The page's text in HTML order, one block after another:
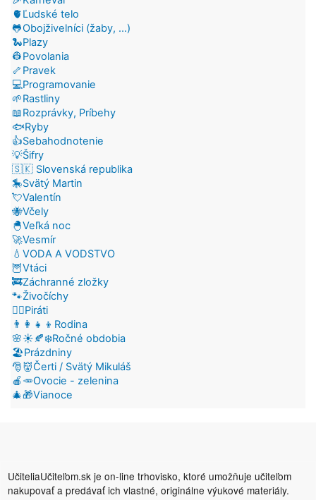
🫀Ľudské telo
🐸Obojživelníci (žaby, ...)
🐍Plazy
👷Povolania
🦴Pravek
💻Programovanie
🌱Rastliny
📖Rozprávky, Príbehy
🐟Ryby
👍Sebahodnotenie
💡Šifry
🇸🇰 Slovenská republika
🎠Svätý Martin
💘Valentín
🐝Včely
🐣Veľká noc
🚀Vesmír
💧VODA A VODSTVO
🦉Vtáci
🚒Záchranné zložky
🐾Živočíchy
🏴‍☠️Piráti
👨‍👩‍👧‍👦Rodina
🌸☀️🍂❄️Ročné obdobia
🏖️Prázdniny
🎅👹Čerti / Svätý Mikuláš
🍎🥕Ovocie - zelenina
🎄🎁Vianoce
UčiteliaUčiteľom.sk je on-line trhovisko, ktoré umožňuje učiteľom
nakupovať a predávať ich vlastné, originálne výukové materiály.